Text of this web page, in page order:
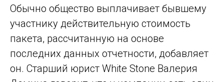
Обычно общество выплачивает бывшему
участнику действительную стоимость
пакета, рассчитанную на основе
последних данных отчетности, добавляет
он. Старший юрист White Stone Валерия